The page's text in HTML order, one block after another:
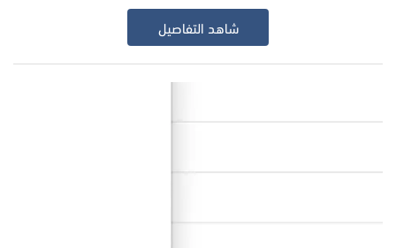
شاهد التفاصيل